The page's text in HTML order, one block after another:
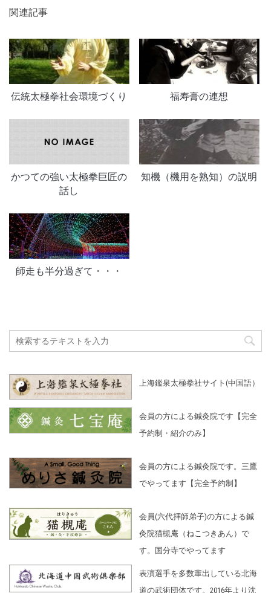
関連記事
伝統太極拳社会環境づくり 福寿膏の連想
かつての強い太極拳巨匠の
話し
知機（機用を熟知）の説明
師走も半分過ぎて・・・
上海鑑泉太極拳社サイト(中国語）
会員の方による鍼灸院です【完全
予約制・紹介のみ】
会員の方による鍼灸院です。三鷹
でやってます【完全予約制】
会員(六代拝師弟子)の方による鍼
灸院猫槻庵（ねこつきあん）で
す。国分寺でやってます
表演選手を多数輩出している北海
道の武術団体です。2016年より沈